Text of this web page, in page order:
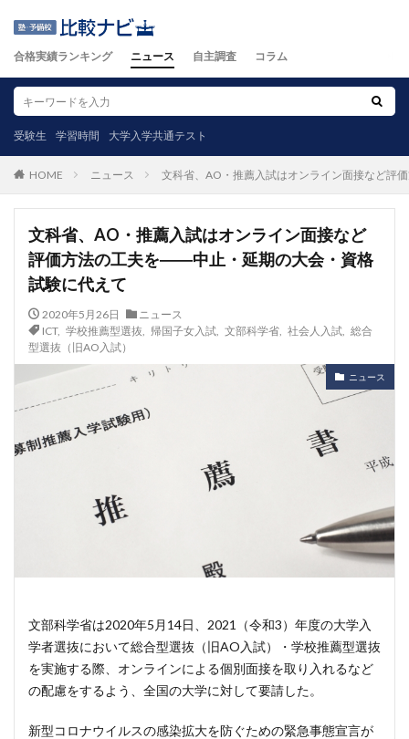
合格実績ランキング ニュース 自主調査 コラム
受験生 学習時間 大学入学共通テスト
HOME ニュース 文科省、AO・推薦入試はオンライン面接など
文科省、AO・推薦入試はオンライン面接など
評価方法の工夫を――中止・延期の大会・資格
試験に代えて
2020年5月26日
ニュース
ICT, 学校推薦型選抜 帰国子女入試 文部科学省, 社会人入試
総合
型選抜（旧AO入試）
ニュース
文部科学省は2020年5月14日、2021（令和3）年度の大学入
学者選抜において総合型選抜（旧AO入試）・学校推薦型選抜
を実施する際、オンラインによる個別面接を取り入れるなど
の配慮をするよう、全国の大学に対して要請した。
新型コロナウイルスの感染拡大を防ぐための緊急事態宣言が